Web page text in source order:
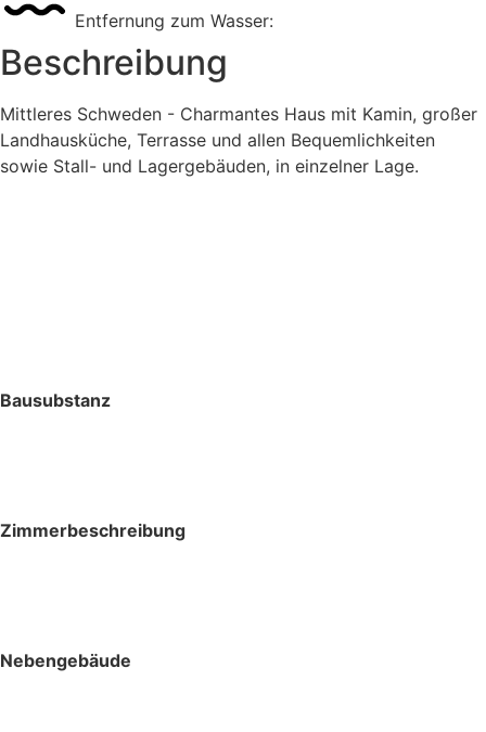
Entfernung zum Wasser:
Beschreibung
Mittleres Schweden - Charmantes Haus mit Kamin, großer
Landhausküche, Terrasse und allen Bequemlichkeiten
sowie Stall- und Lagergebäuden, in einzelner Lage.
Bausubstanz
Zimmerbeschreibung
Nebengebäude